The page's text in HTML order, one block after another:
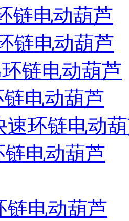
链电动葫芦
链电动葫芦
链电动葫芦
链电动葫芦
速环链电动
链电动葫芦
链电动葫芦